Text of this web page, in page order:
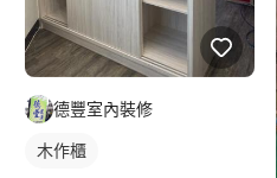
德豐室內裝修
木作櫃